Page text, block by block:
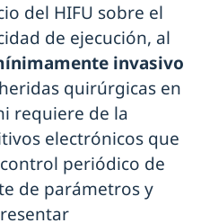
del HIFU sobre el
de ejecución, al
invasivo
quirúrgicas en
requiere de la
electrónicos que
periódico de
de parámetros y